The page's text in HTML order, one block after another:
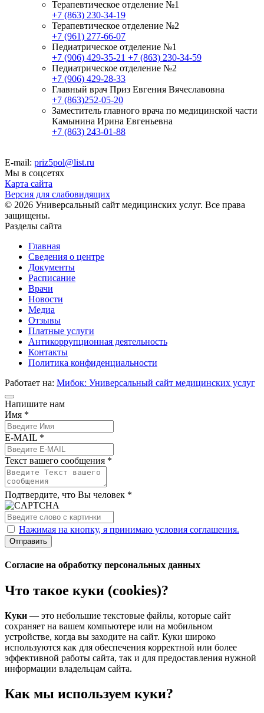
Терапевтическое отделение №1
+7 (863) 230-34-19
Терапевтическое отделение №2
+7 (961) 277-66-07
Педиатрическое отделение №1
+7 (906) 429-35-21 +7 (863) 230-34-59
Педиатрическое отделение №2
+7 (906) 429-28-33
Главный врач Приз Евгения Вячеславовна
+7 (863)252-05-20
Заместитель главного врача по медицинской части
Камынина Ирина Евгеньевна
+7 (863) 243-01-88
E-mail: priz5pol@list.ru
Мы в соцсетях
Карта сайта
Версия для слабовидящих
© 2026 Универсальный сайт медицинских услуг. Все права
защищены.
Разделы сайта
Главная
Сведения о центре
Документы
Расписание
Врачи
Новости
Медиа
Отзывы
Платные услуги
Антикоррупционная деятельность
Контакты
Политика конфиденциальности
Работает на: Мибок: Универсальный сайт медицинских услуг
Напишите нам
Имя *
E-MAIL *
Текст вашего сообщения *
Подтвердите, что Вы человек *
Нажимая на кнопку, я принимаю условия соглашения.
Отправить
Согласие на обработку персональных данных
Что такое куки (cookies)?
Куки — это небольшие текстовые файлы, которые сайт
сохраняет на вашем компьютере или на мобильном
устройстве, когда вы заходите на сайт. Куки широко
используются как для обеспечения корректной или более
эффективной работы сайта, так и для предоставления нужной
информации владельцам сайта.
Как мы используем куки?